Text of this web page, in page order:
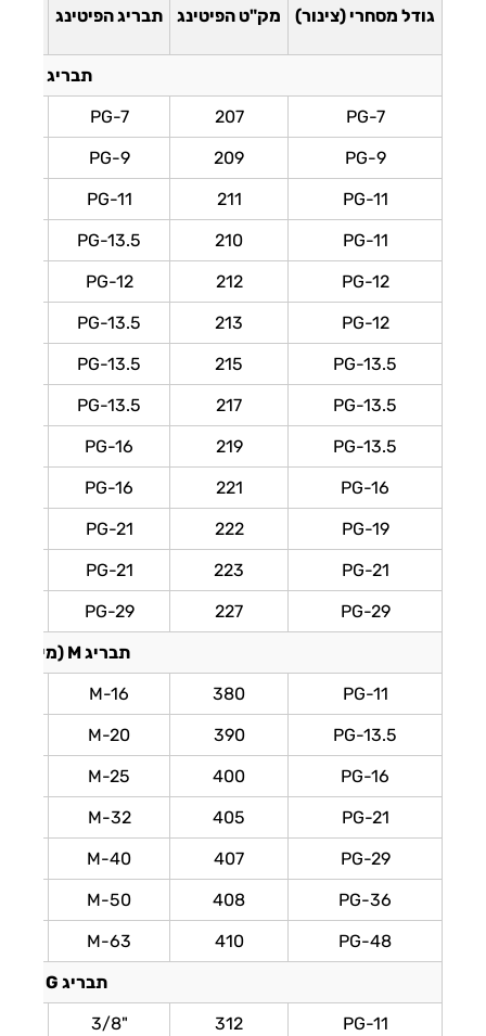
גודל מסחרי (צינור) מק"ט הפיטינג תבריג הפיטינג
תבריג PG
PG-7
207
PG-7
PG-9
209
PG-9
PG-11
211
PG-11
PG-11
210
PG-13.5
PG-12
212
PG-12
PG-12
213
PG-13.5
PG-13.5
215
PG-13.5
PG-13.5
217
PG-13.5
PG-13.5
219
PG-16
PG-16
221
PG-16
PG-19
222
PG-21
PG-21
223
PG-21
PG-29
227
PG-29
תבריג M (מילימטרי)
PG-11
380
M-16
PG-13.5
390
M-20
PG-16
400
M-25
PG-21
405
M-32
PG-29
407
M-40
PG-36
408
M-50
PG-48
410
M-63
תבריג G (צול)
PG-11
312
"3/8